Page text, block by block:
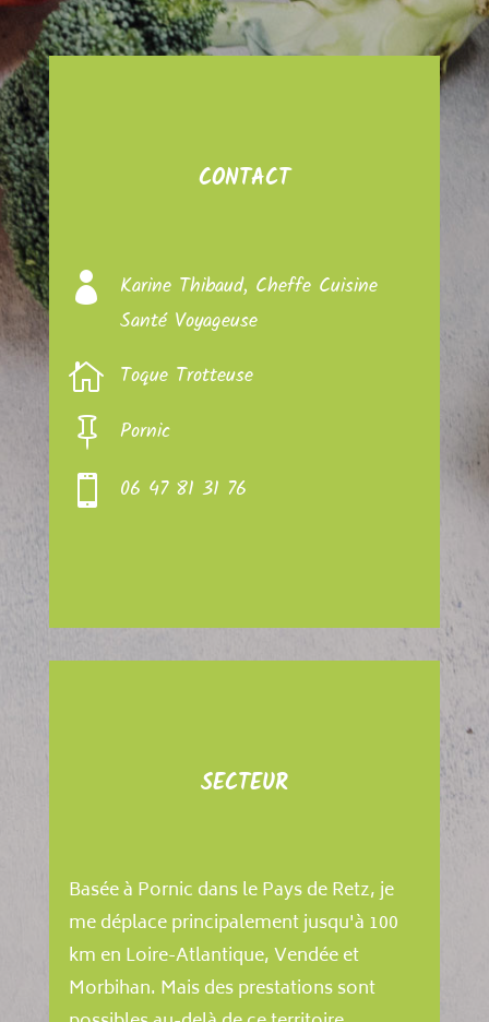
CONTACT

Karine Thibaud, Cheffe Cuisine
Santé Voyageuse
 Toque Trotteuse
 Pornic
 06 47 81 31 76
SECTEUR
Basée à Pornic dans le Pays de Retz, je
me déplace principalement jusqu'à 100
km en Loire-Atlantique, Vendée et
Morbihan. Mais des prestations sont